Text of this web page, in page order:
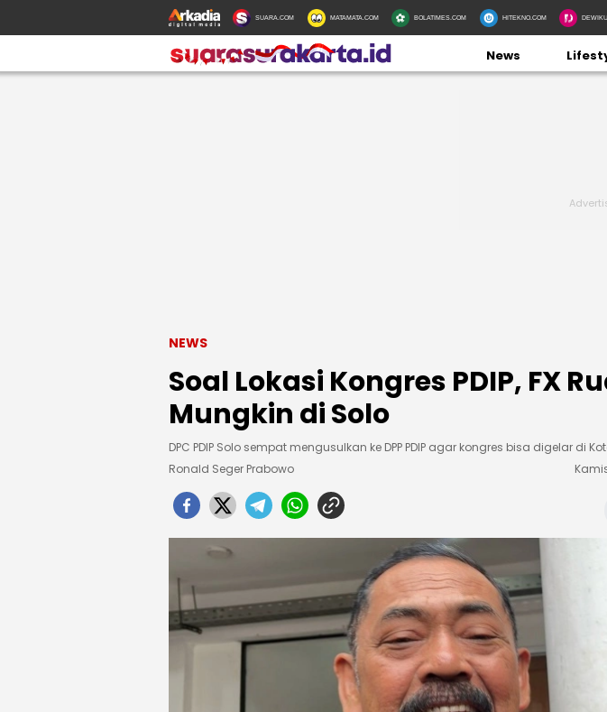
SUARA.COM MATAMATA.COM BOLATIMES.COM HITEKNO.COM
News
NEWS
Soal Lokasi Kongres PDIP, FX
Mungkin di Solo
DPC PDIP Solo sempat mengusulkan ke DPP PDIP agar kongres bisa digelar di
Ronald Seger Prabowo